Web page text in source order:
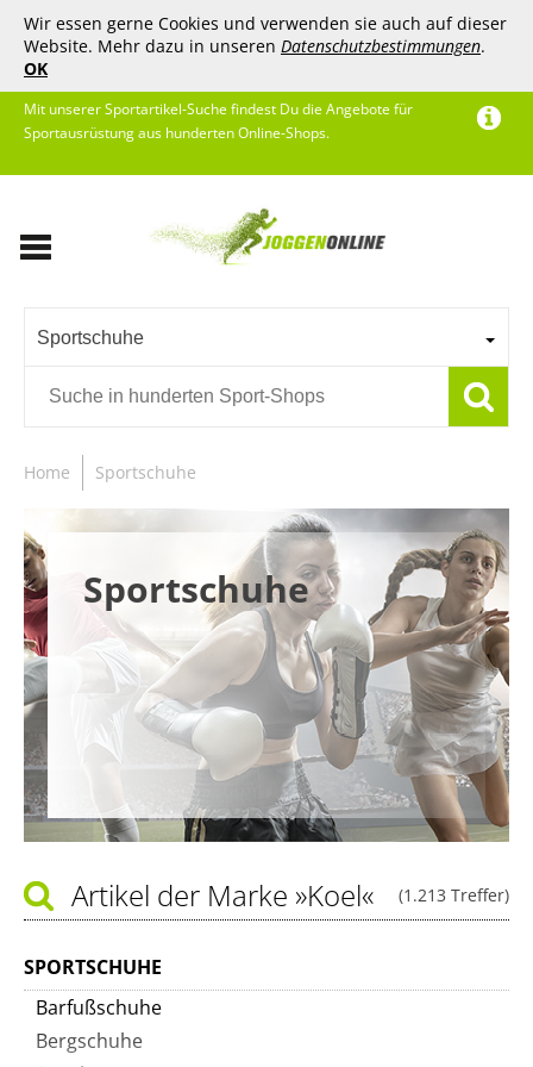
Wir essen gerne Cookies und verwenden sie auch auf dieser
Website. Mehr dazu in unseren Datenschutzbestimmungen.
OK
Mit unserer Sportartikel-Suche findest Du die Angebote für
Sportausrüstung aus hunderten Online-Shops.
Sportschuhe
Home Sportschuhe
Sportschuhe
(1.213 Treffer)
Artikel der Marke »Koel«
SPORTSCHUHE
Barfußschuhe
Bergschuhe